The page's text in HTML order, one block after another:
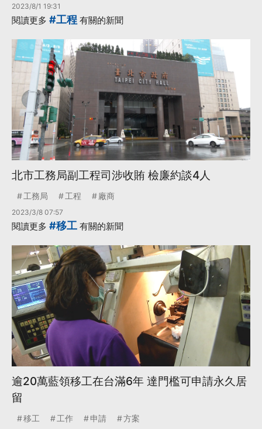
2023/8/1 19:31
閱讀更多 #工程 有關的新聞
北市工務局副工程司涉收賄 檢廉約談4人
工務局 工程 廠商
2023/3/8 07:57
閱讀更多 #移工 有關的新聞
逾20萬藍領移工在台滿6年 達門檻可申請永久居
留
移工 工作 申請 方案